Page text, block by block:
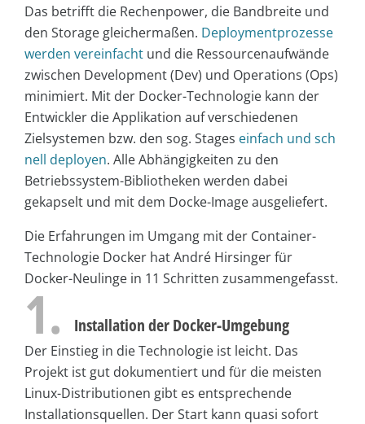
Das betrifft die Rechenpower, die Bandbreite und
den Storage gleichermaßen. Deploymentprozesse
werden vereinfacht und die Ressourcenaufwände
zwischen Development (Dev) und Operations (Ops)
minimiert. Mit der Docker-Technologie kann der
Entwickler die Applikation auf verschiedenen
Zielsystemen bzw. den sog. Stages einfach und sch
nell deployen. Alle Abhängigkeiten zu den
Betriebssystem-Bibliotheken werden dabei
gekapselt und mit dem Docke-Image ausgeliefert.
Die Erfahrungen im Umgang mit der Container-
Technologie Docker hat André Hirsinger für
Docker-Neulinge in 11 Schritten zusammengefasst.
1. Installation der Docker-Umgebung
Der Einstieg in die Technologie ist leicht. Das
Projekt ist gut dokumentiert und für die meisten
Linux-Distributionen gibt es entsprechende
Installationsquellen. Der Start kann quasi sofort